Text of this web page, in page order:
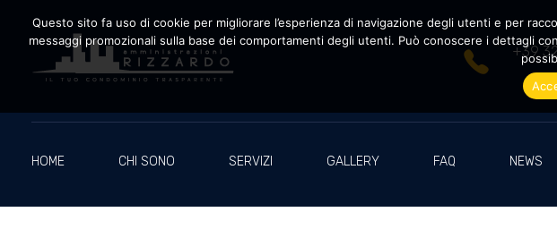
+39
HOME CHI SONO SERVIZI GALLERY FAQ NEWS
Questo sito fa uso di cookie per migliorare l’esperienza di navigazione degli utenti e per
messaggi promozionali sulla base dei comportamenti degli utenti. Può conoscere i dettagli